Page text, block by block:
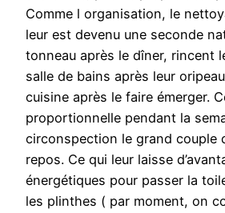
Comme l organisation, le
leur est devenu une seconde
tonneau après le dîner, rincent
salle de bains après leur
cuisine après le faire émerger.
proportionnelle pendant la
circonspection le grand couple
repos. Ce qui leur laisse
énergétiques pour passer la
les plinthes ( par moment, on